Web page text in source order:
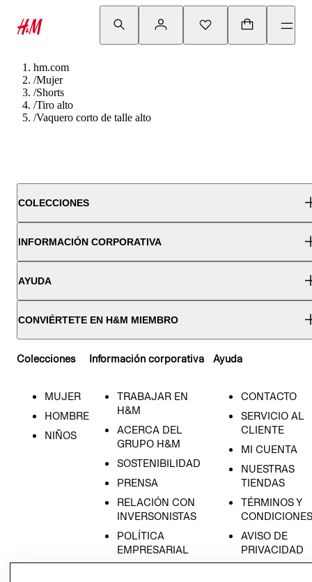
hm.com
/Mujer
/Shorts
/Tiro alto
/Vaquero corto de talle alto
COLECCIONES
INFORMACIÓN CORPORATIVA
AYUDA
CONVIÉRTETE EN H&M MIEMBRO
Colecciones
MUJER
HOMBRE
NIÑOS
Información corporativa
TRABAJAR EN
H&M
ACERCA DEL
GRUPO H&M
SOSTENIBILIDAD
PRENSA
RELACIÓN CON
INVERSONISTAS
POLÍTICA
EMPRESARIAL
Ayuda
CONTACTO
SERVICIO AL
CLIENTE
MI CUENTA
NUESTRAS
TIENDAS
TÉRMINOS Y
CONDICIONES
AVISO DE
PRIVACIDAD